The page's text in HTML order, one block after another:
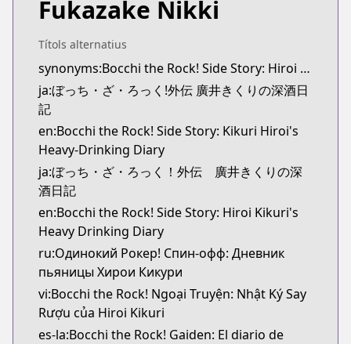
Official Raw
https://comic-fuz.com/manga/3354
Kitsu
Kitsu
https://kitsu.app/manga/67257
CDJapan
https://www.anime-planet.com/manga/https://
MangaUpdates
MangaUpdates
https://www.mangaupdates.com/
Book☆Walker
Book☆Walker
https://bookwalker.jp/series/452628/list
Official English
Official English
https://yenpress.com/series/bocchi-the-rock-
Fukazake Nikki
Títols alternatius
synonyms:Bocchi the Rock! Side Story: Hiroi Kikuri's Heavy Drinking Diary
ja:ぼっち・ざ・ろっく!外伝 廣井きくりの深酒日
記
en:Bocchi the Rock! Side Story: Kikuri Hiroi's
Heavy-Drinking Diary
ja:ぼっち・ざ・ろっく！外伝 廣井きくりの深
酒日記
en:Bocchi the Rock! Side Story: Hiroi Kikuri's
Heavy Drinking Diary
ru:Одинокий Рокер! Спин-офф: Дневник
пьяницы Хирои Кикури
vi:Bocchi the Rock! Ngoại Truyện: Nhật Ký Say
Rượu của Hiroi Kikuri
es-la:Bocchi the Rock! Gaiden: El diario de